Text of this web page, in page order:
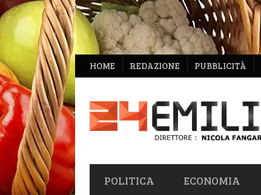
NAVIGAZIONE
SECONDARIA
HOME REDAZIONE PUBBLICITÀ
NAVIGAZIONE
PRIMARIA
POLITICA ECONOMIA